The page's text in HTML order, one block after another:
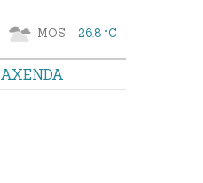
MOS 26.8 °C
AXENDA